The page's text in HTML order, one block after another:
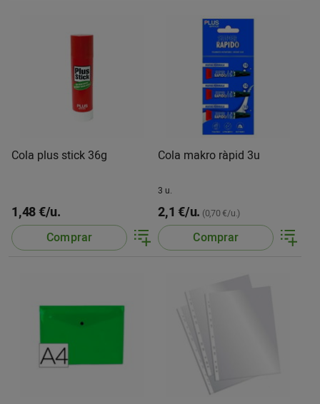
Cola plus stick 36g
1,48 €/u.
Comprar
Cola makro ràpid 3u
3 u.
2,1 €/u. (0,70 €/u.)
Comprar